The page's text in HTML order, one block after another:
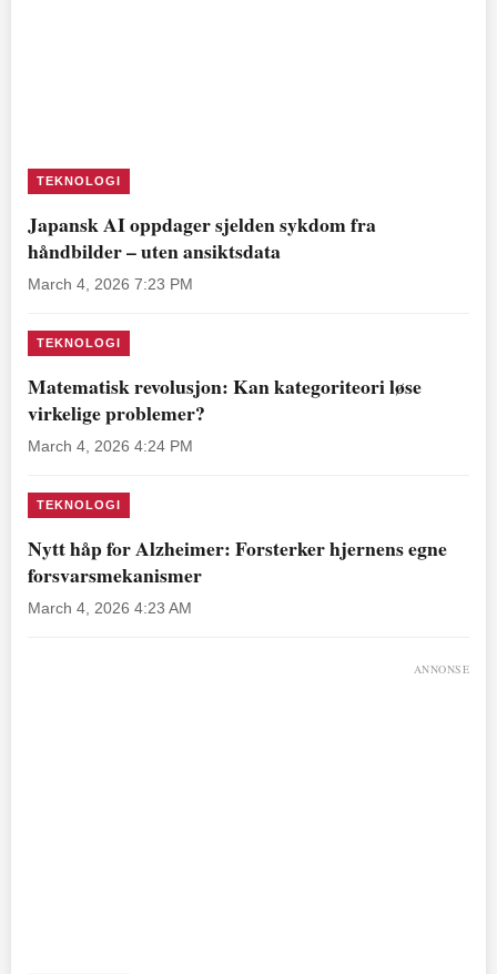
TEKNOLOGI
Japansk AI oppdager sjelden sykdom fra
håndbilder – uten ansiktsdata
March 4, 2026 7:23 PM
TEKNOLOGI
Matematisk revolusjon: Kan kategoriteori løse
virkelige problemer?
March 4, 2026 4:24 PM
TEKNOLOGI
Nytt håp for Alzheimer: Forsterker hjernens egne
forsvarsmekanismer
March 4, 2026 4:23 AM
ANNONSE